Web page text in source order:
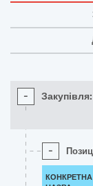
- Закупівля:
-
КОНКРЕТНА